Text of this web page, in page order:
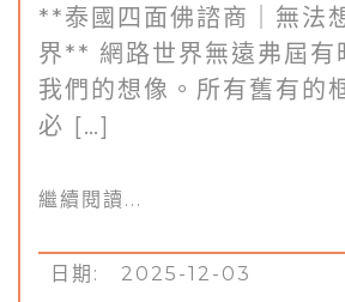
**泰國四面佛諮商｜無法
界** 網路世界無遠弗屆有
我們的想像。所有舊有的
必 […]
繼續閱讀...
日期: 2025-12-03